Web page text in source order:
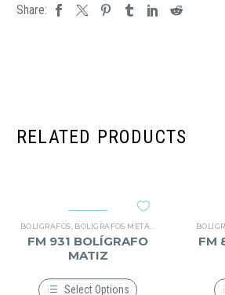
Share:
RELATED PRODUCTS
BOLÍGRAFOS BOLÍGRAFOS METÁLICOS
FM 931 BOLÍGRAFO
MATIZ
Select Options
FM